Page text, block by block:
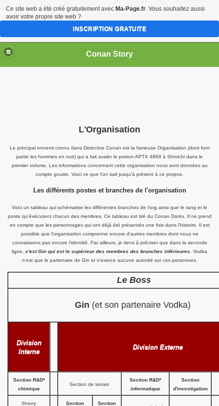
Conan Story
L'Organisation
Le principal ennemi connu dans Detective Conan est la fameuse Organisation (dont font
partie les hommes en noir) qui a fait avaler le poison APTX 4869 à Shinichi dans le
premier volume. Les informations concernant cette organisation nous sont données au
compte goutte. Voici ce que l'on sait jusqu'à présent à ce propos.
Les différents postes et branches de l'organisation
Voici un tableau qui schématise les différentes branches de l'org ainsi que le rang et le
poste qu'éxécutent chacun des membres. Ce tableau est tiré du Conan Doriru. Il ne prend
en compte que les personnages qui ont déjà été présentés une fois dans l'histoire. Il est
possible que l'organisation comprenne encore d'autres membres dont nous ne
connaissons pas encore l'identité. Par ailleurs, je tiens à préciser que dans la seconde
ligne, c'est Gin qui est le supérieur des membres des branches inférieures . Vodka
n'est que le partenaire de Gin et n'exerce aucune autorité sur ces personnes.
Le Boss
Gin (et son partenaire Vodka)
Division
Interne
Division Externe
Section R&D*
chimique
Section de terrain
Section R&D*
informatique
Section
d'investigation
Sherry
Section
Section
Ce site web a été créé gratuitement avec Ma-Page.fr. Vous souhaitez aussi
avoir votre propre site web ?
INSCRIPTION GRATUITE